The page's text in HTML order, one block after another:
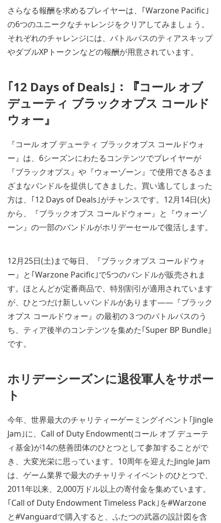
さらなる報酬を求めるプレイヤーは、｢Warzone Pacific｣
の6つのユニークなチャレンジをクリアしてみましょう。
それぞれのチャレンジには、バトルパスのティアスキップ
やダブルXPトークンなどの報酬が用意されています。
｢12 Days of Deals｣：『コール オブ
デューティ ブラックオプス コールド
ウォー』
『コール オブ デューティ ブラックオプス コールドウォ
ー』は、6シーズンにわたるコンテンツでプレイヤーが
『ブラックオプス』や『ウォーゾーン』で使用できるさま
ざまなバンドルを提供してきました。買い逃してしまった
方は、｢12 Days of Deals｣がチャンスです。12月14日(火)
から、『ブラックオプス コールドウォー』と『ウォーゾ
ーン』の一部のバンドルがホリデーセールで復活します。
12月25日(土)まで毎日、『ブラックオプス コールドウォ
ー』と｢Warzone Pacific｣で5つのバンドルが販売されま
す。ほとんどが定番商品で、特別割引が適用されています
が、ひとつだけ新しいバンドルがあります――『ブラック
オプス コールドウォー』の最初の３つのバトルパスのう
ち、ティア後半のコンテンツを集めた｢Super BP Bundle｣
です。
ホリデーシーズンに退役軍人をサポー
ト
今年、世界最大のチャリティーゲーミングイベント｢Jingle
Jam｣に、Call of Duty Endowment(コール オブ デューテ
ィ基金)が14の慈善団体のひとつとして参加することがで
き、大変光栄に思っています。10周年を迎えたJingle Jam
は、ゲーム業界で最大のチャリティイベントのひとつで、
2011年以来、2,000万ドル以上の寄付金を集めています。
｢Call of Duty Endowment Timeless Pack｣を#Warzone
と#Vanguardで購入すると、ふたつの武器の設計図を含